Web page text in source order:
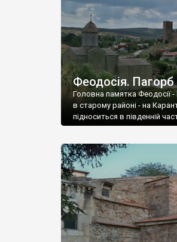
Феодосія.
Головна памятка Феодосії
в старому районі - на
підноситься в південній